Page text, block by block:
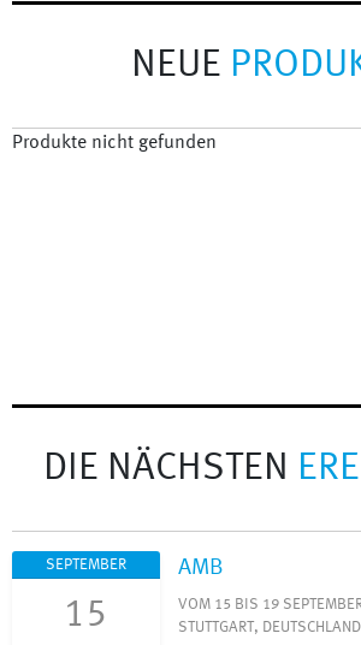
NEUE
Produkte nicht gefunden
DIE NÄCHSTEN
SEPTEMBER
15
AMB
VOM 15 BIS 19
STUTTGART, DEUTSCHLAND